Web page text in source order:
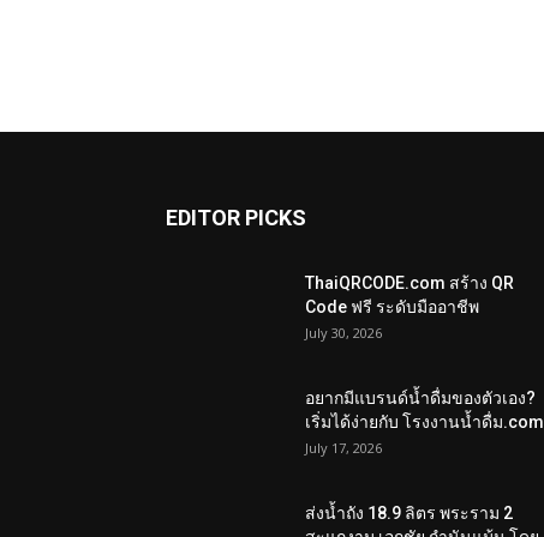
EDITOR PICKS
ThaiQRCODE.com สร้าง QR
Code ฟรี ระดับมืออาชีพ
July 30, 2026
อยากมีแบรนด์น้ำดื่มของตัวเอง?
เริ่มได้ง่ายกับ โรงงานน้ำดื่ม.com
July 17, 2026
ส่งน้ำถัง 18.9 ลิตร พระราม 2